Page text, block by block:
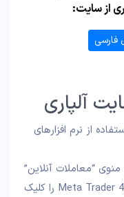
فارسی
از نرم افزارهای
“معاملات آنلاین”
را انتخاب کرده و سپس گزینه «پلتفرم Meta Trader 4″ را کلیک